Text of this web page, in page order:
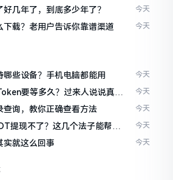
几年了，到底多少年了？ 今天
载？老用户告诉你靠谱渠道 今天
些设备？手机电脑都能用 今天
要等多久？过来人说说真实
今天
查询，教你正确查看方法 今天
提现不了？这几个法子能帮你
今天
就这么回事 今天